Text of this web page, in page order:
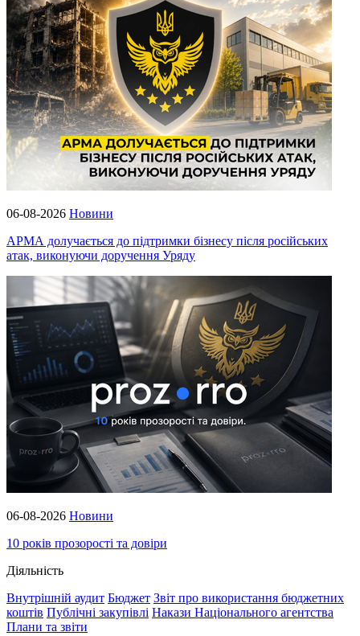
06-08-2026 Новини
АРМА долучається до підтримки бізнесу після російських
атак, виконуючи доручення Уряду
06-08-2026 Новини
10 років прозорості та довіри
Діяльність
Внутрішній аудит Бюджет Звіт про використання бюджетних
коштів Публічні закупівлі Накази Національного агентства
Плани та звіти